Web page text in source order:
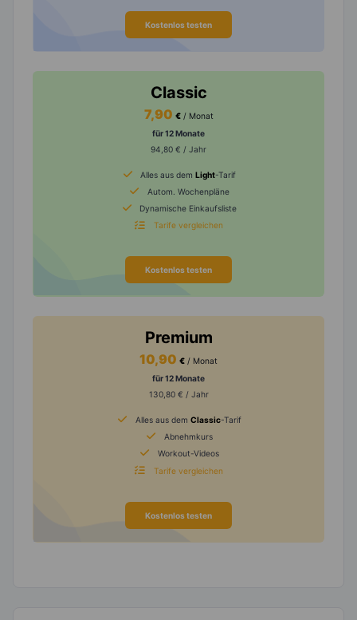
Kostenlos testen
Classic
7,90 € / Monat
für 12 Monate
94,80 € / Jahr
Alles aus dem Light-Tarif
Autom. Wochenpläne
Dynamische Einkaufsliste
Tarife vergleichen
Kostenlos testen
Premium
10,90 € / Monat
für 12 Monate
130,80 € / Jahr
Alles aus dem Classic-Tarif
Abnehmkurs
Workout-Videos
Tarife vergleichen
Kostenlos testen